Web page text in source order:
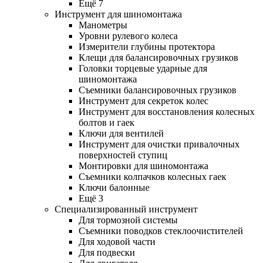
Ещё 7
Инструмент для шиномонтажа
Манометры
Уровни рулевого колеса
Измерители глубины протектора
Клещи для балансировочных грузиков
Головки торцевые ударные для
шиномонтажа
Съемники балансировочных грузиков
Инструмент для секреток колес
Инструмент для восстановления колесных
болтов и гаек
Ключи для вентилей
Инструмент для очистки привалочных
поверхностей ступиц
Монтировки для шиномонтажа
Съемники колпачков колесных гаек
Ключи балонные
Ещё 3
Специализированный инструмент
Для тормозной системы
Съемники поводков стеклоочистителей
Для ходовой части
Для подвески